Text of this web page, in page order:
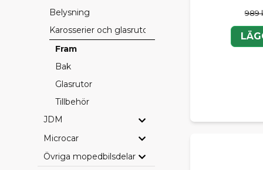
Belysning
Karosserier och glasrutor
Fram
Bak
Glasrutor
Tillbehör
JDM
Microcar
Övriga mopedbilsdelar
989